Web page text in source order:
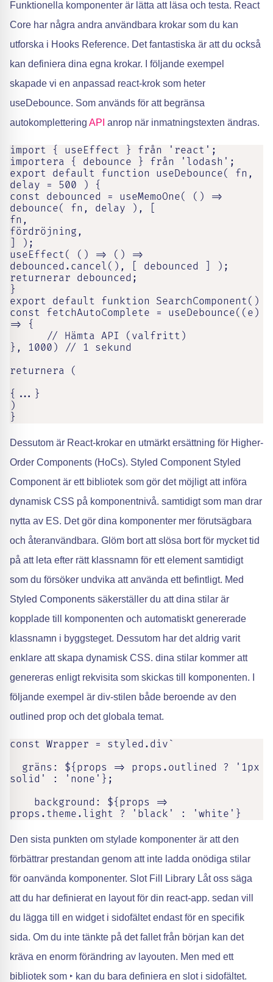
Funktionella komponenter är lätta att läsa och testa. React
Core har några andra användbara krokar som du kan
utforska i Hooks Reference. Det fantastiska är att du också
kan definiera dina egna krokar. I följande exempel
skapade vi en anpassad react-krok som heter
useDebounce. Som används för att begränsa
autokomplettering API anrop när inmatningstexten ändras.
import { useEffect } från 'react';
importera { debounce } från 'lodash';
export default function useDebounce( fn,
delay = 500 ) {
const debounced = useMemoOne( () =>
debounce( fn, delay ), [
fn,
fördröjning,
] );
useEffect( () => () =>
debounced.cancel(), [ debounced ] );
returnerar debounced;
}
export default funktion SearchComponent()
const fetchAutoComplete = useDebounce((e)
=> {
}, 1000) // 1 sekund
returnera (
{...}
)
}
Dessutom är React-krokar en utmärkt ersättning för Higher-
Order Components (HoCs). Styled Component Styled
Component är ett bibliotek som gör det möjligt att införa
dynamisk CSS på komponentnivå. samtidigt som man drar
nytta av ES. Det gör dina komponenter mer förutsägbara
och återanvändbara. Glöm bort att slösa bort för mycket tid
på att leta efter rätt klassnamn för ett element samtidigt
som du försöker undvika att använda ett befintligt. Med
Styled Components säkerställer du att dina stilar är
kopplade till komponenten och automatiskt genererade
klassnamn i byggsteget. Dessutom har det aldrig varit
enklare att skapa dynamisk CSS. dina stilar kommer att
genereras enligt rekvisita som skickas till komponenten. I
följande exempel är div-stilen både beroende av den
outlined prop och det globala temat.
const Wrapper = styled.div`
solid' : 'none'};
props.theme.light ? 'black' : 'white'}
Den sista punkten om stylade komponenter är att den
förbättrar prestandan genom att inte ladda onödiga stilar
för oanvända komponenter. Slot Fill Library Låt oss säga
att du har definierat en layout för din react-app. sedan vill
du lägga till en widget i sidofältet endast för en specifik
sida. Om du inte tänkte på det fallet från början kan det
kräva en enorm förändring av layouten. Men med ett
bibliotek som ‣ kan du bara definiera en slot i sidofältet.